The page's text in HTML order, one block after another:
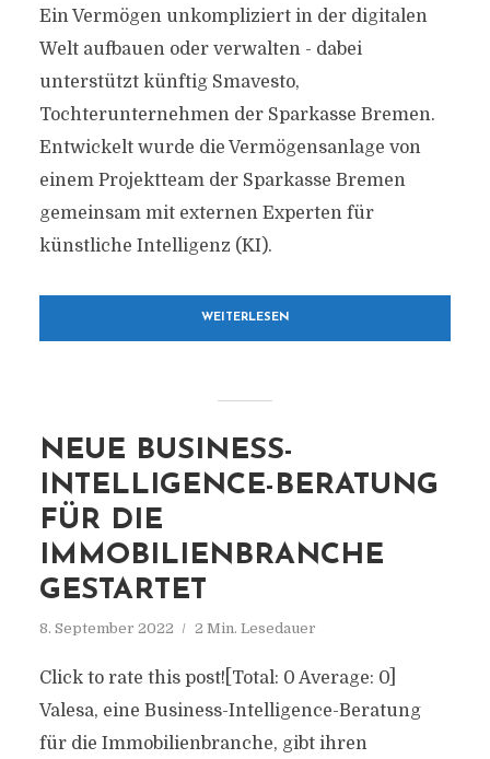
Ein Vermögen unkompliziert in der digitalen
Welt aufbauen oder verwalten - dabei
unterstützt künftig Smavesto,
Tochterunternehmen der Sparkasse Bremen.
Entwickelt wurde die Vermögensanlage von
einem Projektteam der Sparkasse Bremen
gemeinsam mit externen Experten für
künstliche Intelligenz (KI).
WEITERLESEN
NEUE BUSINESS-
INTELLIGENCE-BERATUNG
FÜR DIE
IMMOBILIENBRANCHE
GESTARTET
8. September 2022 2 Min. Lesedauer
Click to rate this post![Total: 0 Average: 0]
Valesa, eine Business-Intelligence-Beratung
für die Immobilienbranche, gibt ihren